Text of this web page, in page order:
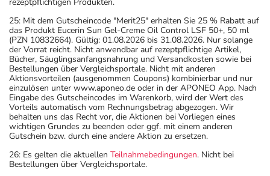
25: Mit dem Gutscheincode "Merit25" erhalten Sie 25 % Rabatt auf
das Produkt Eucerin Sun Gel-Creme Oil Control LSF 50+, 50 ml
(PZN 10832664). Gültig: 01.08.2026 bis 31.08.2026. Nur solange
der Vorrat reicht. Nicht anwendbar auf rezeptpflichtige Artikel,
Bücher, Säuglingsanfangsnahrung und Versandkosten sowie bei
Bestellungen über Vergleichsportale. Nicht mit anderen
Aktionsvorteilen (ausgenommen Coupons) kombinierbar und nur
einzulösen unter www.aponeo.de oder in der APONEO App. Nach
Eingabe des Gutscheincodes im Warenkorb, wird der Wert des
Vorteils automatisch vom Rechnungsbetrag abgezogen. Wir
behalten uns das Recht vor, die Aktionen bei Vorliegen eines
wichtigen Grundes zu beenden oder ggf. mit einem anderen
Gutschein bzw. durch eine andere Aktion zu ersetzen.
26: Es gelten die aktuellen Teilnahmebedingungen. Nicht bei
Bestellungen über Vergleichsportale.